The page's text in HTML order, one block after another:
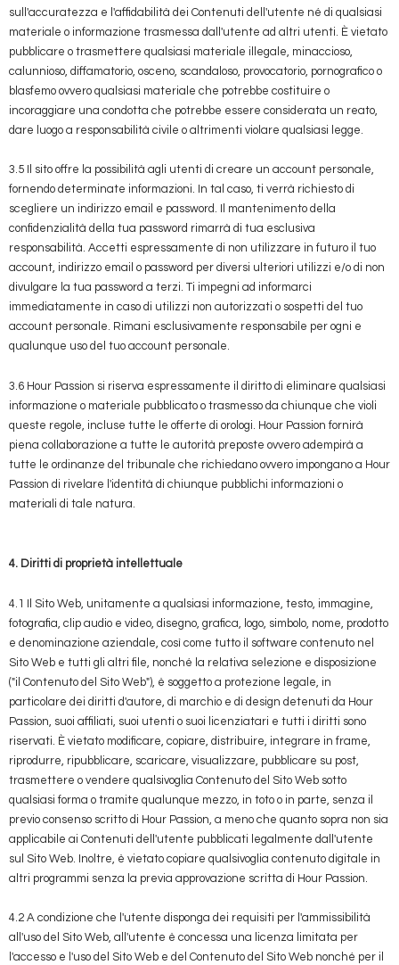
sull'accuratezza e l'affidabilità dei Contenuti dell'utente né di qualsiasi
materiale o informazione trasmessa dall'utente ad altri utenti. È vietato
pubblicare o trasmettere qualsiasi materiale illegale, minaccioso,
calunnioso, diffamatorio, osceno, scandaloso, provocatorio, pornografico o
blasfemo ovvero qualsiasi materiale che potrebbe costituire o
incoraggiare una condotta che potrebbe essere considerata un reato,
dare luogo a responsabilità civile o altrimenti violare qualsiasi legge.
3.5 Il sito offre la possibilità agli utenti di creare un account personale,
fornendo determinate informazioni. In tal caso, ti verrà richiesto di
scegliere un indirizzo email e password. Il mantenimento della
confidenzialità della tua password rimarrà di tua esclusiva
responsabilità. Accetti espressamente di non utilizzare in futuro il tuo
account, indirizzo email o password per diversi ulteriori utilizzi e/o di non
divulgare la tua password a terzi. Ti impegni ad informarci
immediatamente in caso di utilizzi non autorizzati o sospetti del tuo
account personale. Rimani esclusivamente responsabile per ogni e
qualunque uso del tuo account personale.
3.6 Hour Passion si riserva espressamente il diritto di eliminare qualsiasi
informazione o materiale pubblicato o trasmesso da chiunque che violi
queste regole, incluse tutte le offerte di orologi. Hour Passion fornirà
piena collaborazione a tutte le autorità preposte ovvero adempirà a
tutte le ordinanze del tribunale che richiedano ovvero impongano a Hour
Passion di rivelare l'identità di chiunque pubblichi informazioni o
materiali di tale natura.
4. Diritti di proprietà intellettuale
4.1 Il Sito Web, unitamente a qualsiasi informazione, testo, immagine,
fotografia, clip audio e video, disegno, grafica, logo, simbolo, nome, prodotto
e denominazione aziendale, così come tutto il software contenuto nel
Sito Web e tutti gli altri file, nonché la relativa selezione e disposizione
("il Contenuto del Sito Web"), è soggetto a protezione legale, in
particolare dei diritti d'autore, di marchio e di design detenuti da Hour
Passion, suoi affiliati, suoi utenti o suoi licenziatari e tutti i diritti sono
riservati. È vietato modificare, copiare, distribuire, integrare in frame,
riprodurre, ripubblicare, scaricare, visualizzare, pubblicare su post,
trasmettere o vendere qualsivoglia Contenuto del Sito Web sotto
qualsiasi forma o tramite qualunque mezzo, in toto o in parte, senza il
previo consenso scritto di Hour Passion, a meno che quanto sopra non sia
applicabile ai Contenuti dell'utente pubblicati legalmente dall'utente
sul Sito Web. Inoltre, è vietato copiare qualsivoglia contenuto digitale in
altri programmi senza la previa approvazione scritta di Hour Passion.
4.2 A condizione che l'utente disponga dei requisiti per l'ammissibilità
all'uso del Sito Web, all'utente è concessa una licenza limitata per
l'accesso e l'uso del Sito Web e del Contenuto del Sito Web nonché per il